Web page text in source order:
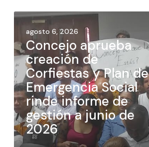
agosto 6, 2026
Concejo aprueba
creación de
Corfiestas y Plan de
Emergencia Social
rinde informe de
gestión a junio de
2026